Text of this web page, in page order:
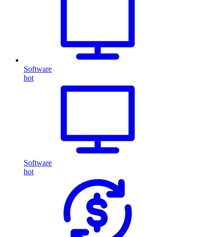
Software
hot
Software
hot